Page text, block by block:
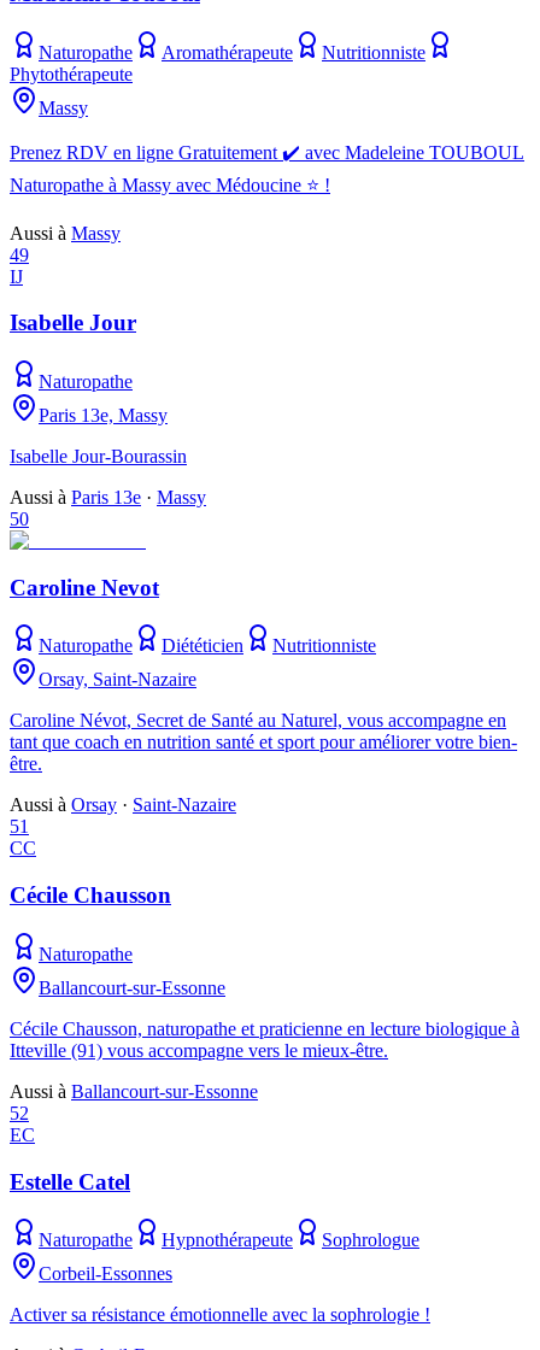
Naturopathe Aromathérapeute
Nutritionniste
Phytothérapeute
Massy
Prenez RDV en ligne Gratuitement ✔️ avec Madeleine TOUBOUL
Naturopathe à Massy avec Médoucine ⭐ !
Aussi à Massy
49
IJ
Isabelle Jour
Naturopathe
Paris 13e, Massy
Isabelle Jour-Bourassin
Aussi à Paris 13e · Massy
50
Caroline Nevot
Naturopathe Diététicien
Nutritionniste
Orsay, Saint-Nazaire
Caroline Névot, Secret de Santé au Naturel, vous accompagne en
tant que coach en nutrition santé et sport pour améliorer votre bien-
être.
Aussi à Orsay · Saint-Nazaire
51
CC
Cécile Chausson
Naturopathe
Ballancourt-sur-Essonne
Cécile Chausson, naturopathe et praticienne en lecture biologique à
Itteville (91) vous accompagne vers le mieux-être.
Aussi à Ballancourt-sur-Essonne
52
EC
Estelle Catel
Naturopathe Hypnothérapeute
Sophrologue
Corbeil-Essonnes
Activer sa résistance émotionnelle avec la sophrologie !